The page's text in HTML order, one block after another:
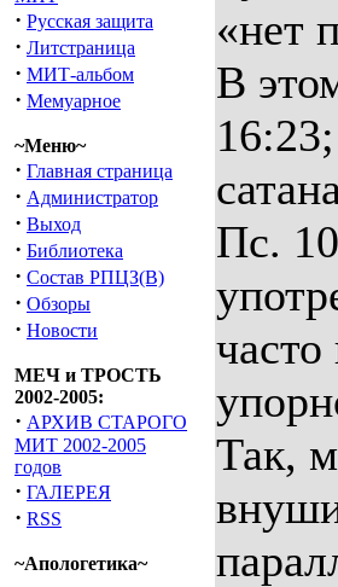
· Русская защита
· Литстраница
· МИТ-альбом
· Мемуарное
~Меню~
· Главная страница
· Администратор
· Выход
· Библиотека
· Состав РПЦЗ(В)
· Обзоры
· Новости
МЕЧ и ТРОСТЬ
2002-2005:
· АРХИВ СТАРОГО
МИТ 2002-2005
годов
· ГАЛЕРЕЯ
· RSS
~Апологетика~
«нет
В
Пс.
Так,